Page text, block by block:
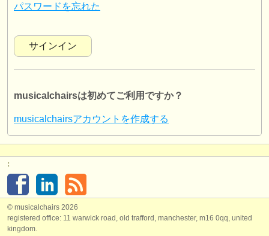
盗まれた楽器
オーケストラ
ユース オーケストラ
musicalchairs:
musicalchairsについて
rss feeds
クラシック音楽ニュース
パスワードを忘れた
musicalchairsは初めてご利用ですか？
musicalchairsアカウントを作成する
:
© musicalchairs 2026
registered office: 11 warwick road, old trafford, manchester, m16 0qq, united
kingdom.